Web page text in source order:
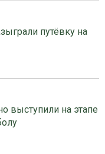
путёвку на
выступили на этапе